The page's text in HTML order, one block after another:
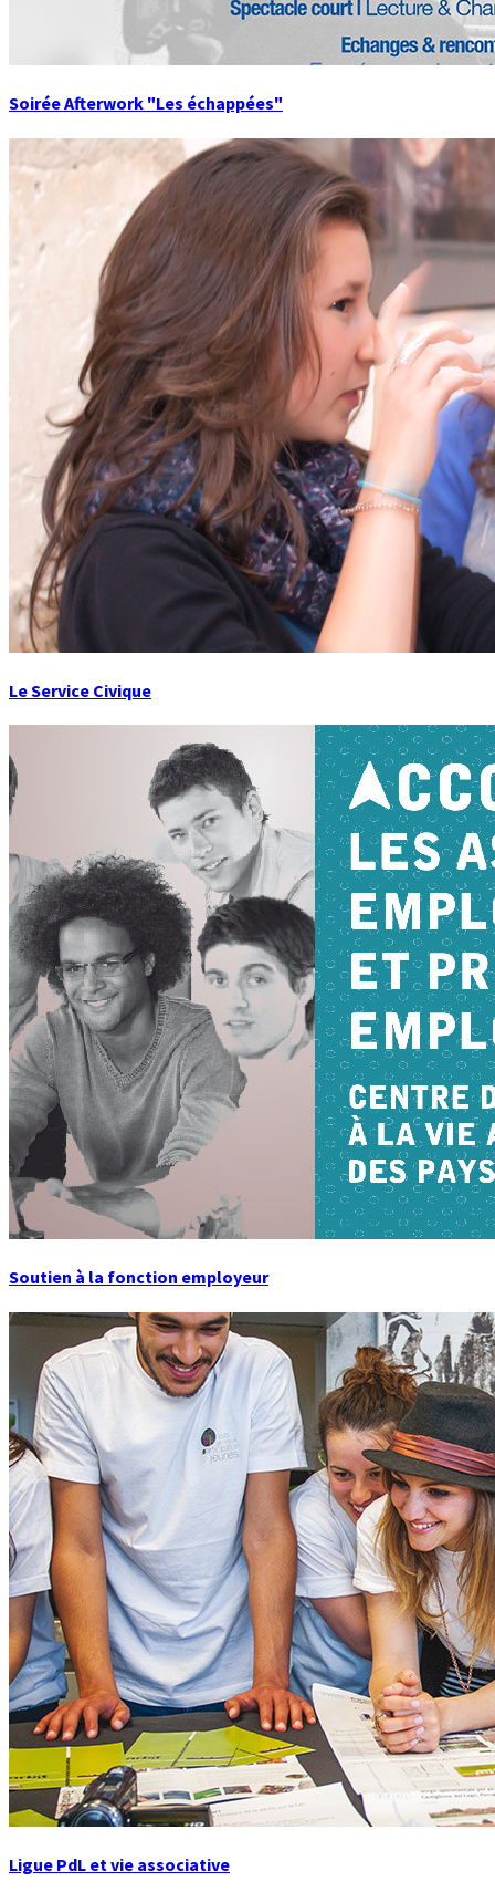
Soirée Afterwork "Les échappées"
Le Service Civique
Soutien à la fonction employeur
Ligue PdL et vie associative